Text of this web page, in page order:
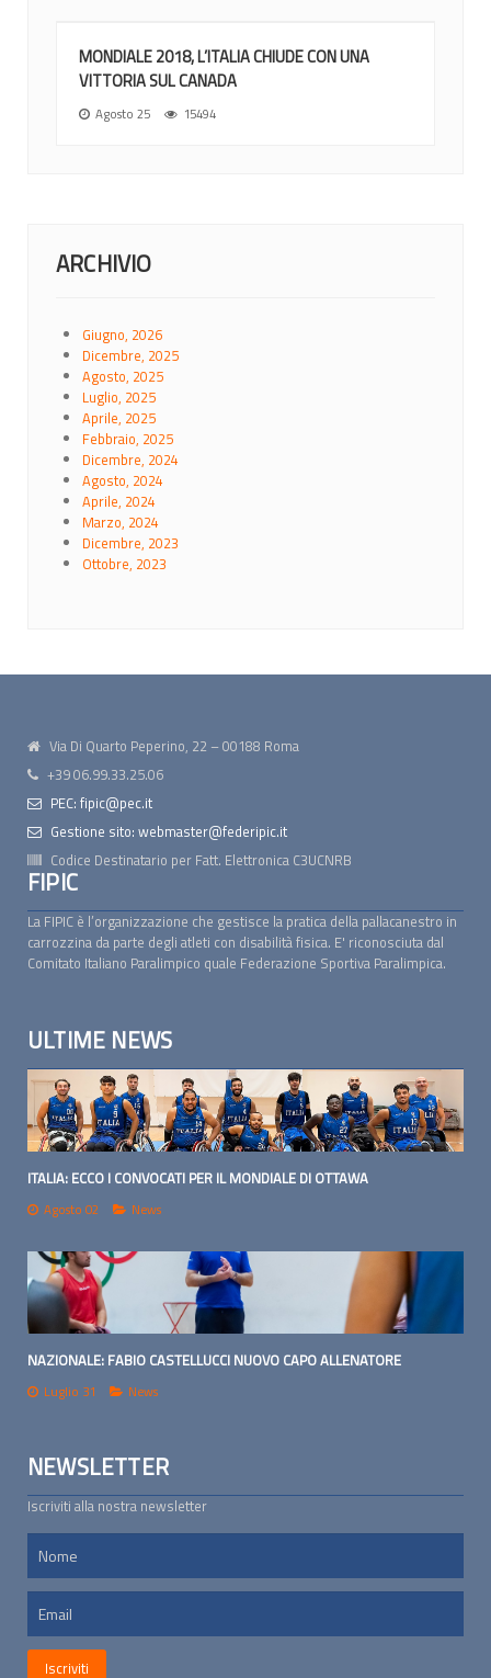
MONDIALE 2018, L’ITALIA CHIUDE CON UNA
VITTORIA SUL CANADA
Agosto 25 15494
ARCHIVIO
Giugno, 2026
Dicembre, 2025
Agosto, 2025
Luglio, 2025
Aprile, 2025
Febbraio, 2025
Dicembre, 2024
Agosto, 2024
Aprile, 2024
Marzo, 2024
Dicembre, 2023
Ottobre, 2023
Via Di Quarto Peperino, 22 – 00188 Roma
+39 06.99.33.25.06
PEC: fipic@pec.it
Gestione sito: webmaster@federipic.it
Codice Destinatario per Fatt. Elettronica C3UCNRB
FIPIC
La FIPIC è l’organizzazione che gestisce la pratica della pallacanestro in
carrozzina da parte degli atleti con disabilità fisica. E' riconosciuta dal
Comitato Italiano Paralimpico quale Federazione Sportiva Paralimpica.
ULTIME NEWS
ITALIA: ECCO I CONVOCATI PER IL MONDIALE DI OTTAWA
Agosto 02 News
NAZIONALE: FABIO CASTELLUCCI NUOVO CAPO ALLENATORE
Luglio 31 News
NEWSLETTER
Iscriviti alla nostra newsletter